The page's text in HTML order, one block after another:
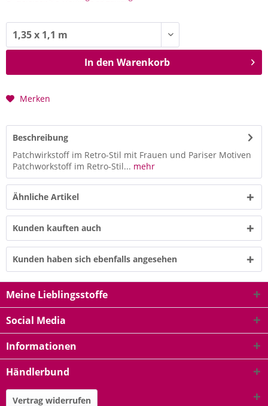
In den Warenkorb
Merken
Beschreibung
Patchwirkstoff im Retro-Stil mit Frauen und Pariser Motiven
Patchworkstoff im Retro-Stil... mehr
Ähnliche Artikel
Kunden kauften auch
Kunden haben sich ebenfalls angesehen
Meine Lieblingsstoffe
Social Media
Informationen
Händlerbund
Vertrag widerrufen